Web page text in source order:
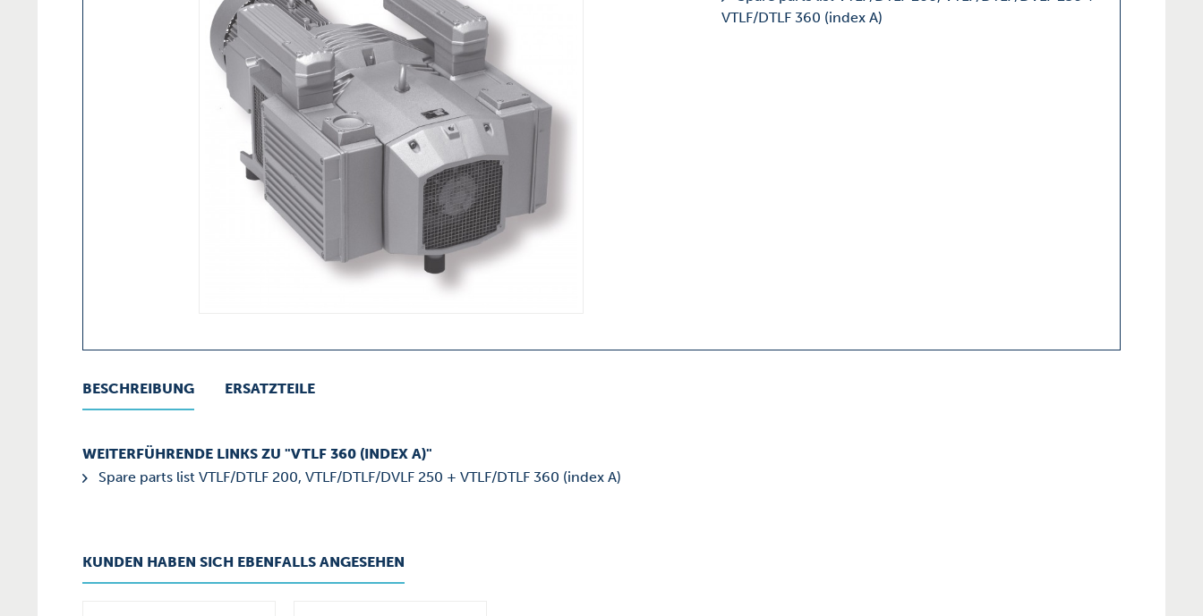
VTLF/DTLF 360 (index A)
BESCHREIBUNG ERSATZTEILE
WEITERFÜHRENDE LINKS ZU "VTLF 360 (INDEX A)"
Spare parts list VTLF/DTLF 200, VTLF/DTLF/DVLF 250 + VTLF/DTLF 360 (index A)
KUNDEN HABEN SICH EBENFALLS ANGESEHEN